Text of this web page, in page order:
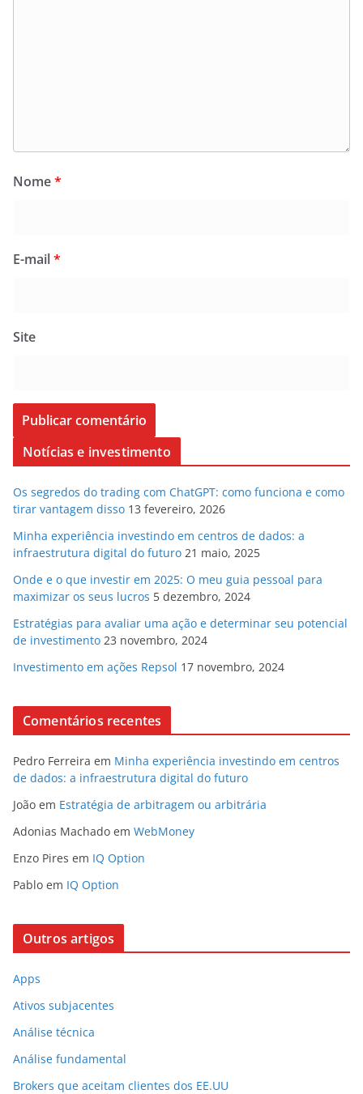
Nome*
E-mail*
Site
Notícias e investimento
Os segredos do trading com ChatGPT: como funciona e como
tirar vantagem disso 13 fevereiro, 2026
Minha experiência investindo em centros de dados: a
infraestrutura digital do futuro 21 maio, 2025
Onde e o que investir em 2025: O meu guia pessoal para
maximizar os seus lucros 5 dezembro, 2024
Estratégias para avaliar uma ação e determinar seu potencial
de investimento 23 novembro, 2024
Investimento em ações Repsol 17 novembro, 2024
Comentários recentes
Pedro Ferreira em Minha experiência investindo em centros
de dados: a infraestrutura digital do futuro
João em Estratégia de arbitragem ou arbitrária
Adonias Machado em WebMoney
Enzo Pires em IQ Option
Pablo em IQ Option
Outros artigos
Apps
Ativos subjacentes
Análise técnica
Análise fundamental
Brokers que aceitam clientes dos EE.UU